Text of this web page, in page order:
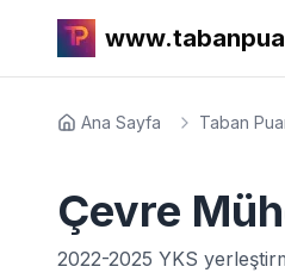
Ana Sayfa Taban
Çevre
2022-2025 YKS